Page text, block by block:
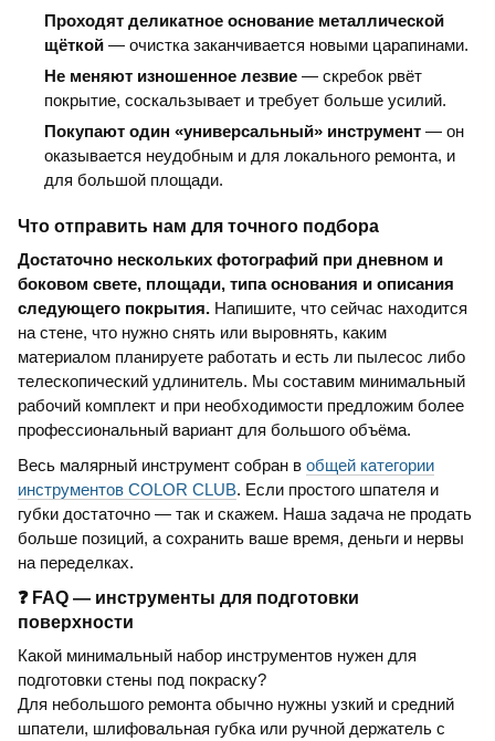
Проходят деликатное основание металлической
щёткой — очистка заканчивается новыми царапинами.
Не меняют изношенное лезвие — скребок рвёт
покрытие, соскальзывает и требует больше усилий.
Покупают один «универсальный» инструмент — он
оказывается неудобным и для локального ремонта, и
для большой площади.
Что отправить нам для точного подбора
Достаточно нескольких фотографий при дневном и
боковом свете, площади, типа основания и описания
следующего покрытия. Напишите, что сейчас находится
на стене, что нужно снять или выровнять, каким
материалом планируете работать и есть ли пылесос либо
телескопический удлинитель. Мы составим минимальный
рабочий комплект и при необходимости предложим более
профессиональный вариант для большого объёма.
Весь малярный инструмент собран в общей категории
инструментов COLOR CLUB. Если простого шпателя и
губки достаточно — так и скажем. Наша задача не продать
больше позиций, а сохранить ваше время, деньги и нервы
на переделках.
❓ FAQ — инструменты для подготовки
поверхности
Какой минимальный набор инструментов нужен для
подготовки стены под покраску?
Для небольшого ремонта обычно нужны узкий и средний
шпатели, шлифовальная губка или ручной держатель с